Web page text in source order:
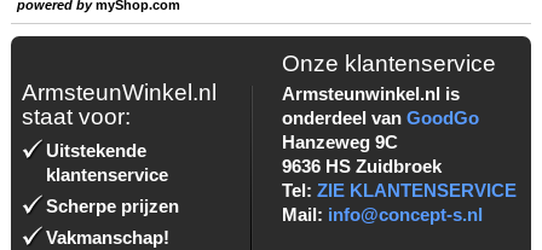
powered bymyShop.com
ArmsteunWinkel.nl
staat voor:
Uitstekende
klantenservice
Scherpe prijzen
Vakmanschap!
Onze klantenservice
Armsteunwinkel.nl is
onderdeel van GoodGo
Hanzeweg 9C
9636 HS Zuidbroek
Tel: ZIE KLANTENSERVICE
Mail: info@concept-s.nl